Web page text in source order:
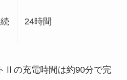
24時間
Ⅱの充電時間は約90分で完